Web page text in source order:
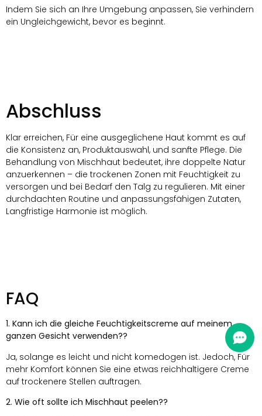
Indem Sie sich an Ihre Umgebung anpassen, Sie verhindern
ein Ungleichgewicht, bevor es beginnt.
Abschluss
Klar erreichen, Für eine ausgeglichene Haut kommt es auf
die Konsistenz an, Produktauswahl, und sanfte Pflege. Die
Behandlung von Mischhaut bedeutet, ihre doppelte Natur
anzuerkennen – die trockenen Zonen mit Feuchtigkeit zu
versorgen und bei Bedarf den Talg zu regulieren. Mit einer
durchdachten Routine und anpassungsfähigen Zutaten,
Langfristige Harmonie ist möglich.
FAQ
1. Kann ich die gleiche Feuchtigkeitscreme auf meinem
ganzen Gesicht verwenden??
Ja, solange es leicht und nicht komedogen ist. Jedoch, Für
mehr Komfort können Sie eine etwas reichhaltigere Creme
auf trockenere Stellen auftragen.
2. Wie oft sollte ich Mischhaut peelen??